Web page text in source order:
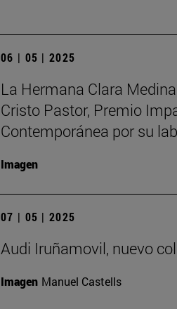
06 | 05 | 2025
La Hermana Clara
Cristo Pastor, Premio
Contemporánea por su
Imagen
07 | 05 | 2025
Audi Iruñamovil, nuevo
Imagen Manuel Castells